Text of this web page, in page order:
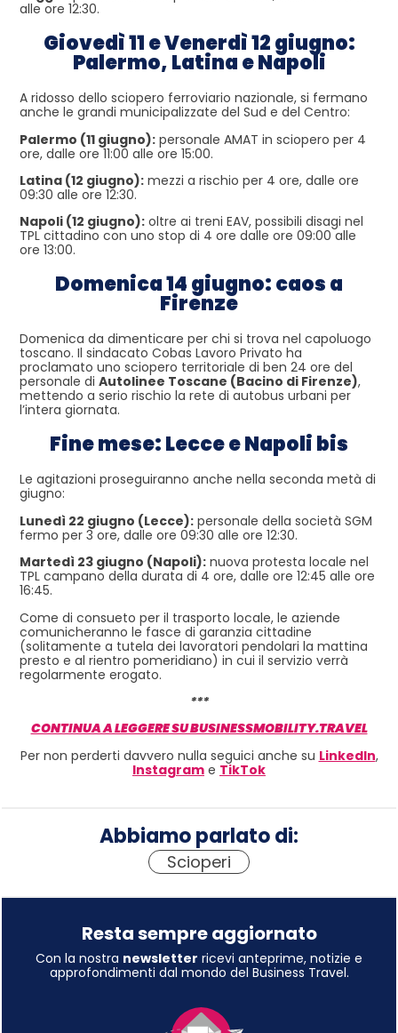
alle ore 12:30.
Giovedì 11 e Venerdì 12 giugno:
Palermo, Latina e Napoli
A ridosso dello sciopero ferroviario nazionale, si fermano
anche le grandi municipalizzate del Sud e del Centro:
Palermo (11 giugno): personale AMAT in sciopero per 4
ore, dalle ore 11:00 alle ore 15:00.
Latina (12 giugno): mezzi a rischio per 4 ore, dalle ore
09:30 alle ore 12:30.
Napoli (12 giugno): oltre ai treni EAV, possibili disagi nel
TPL cittadino con uno stop di 4 ore dalle ore 09:00 alle
ore 13:00.
Domenica 14 giugno: caos a
Firenze
Domenica da dimenticare per chi si trova nel capoluogo
toscano. Il sindacato Cobas Lavoro Privato ha
proclamato uno sciopero territoriale di ben 24 ore del
personale di Autolinee Toscane (Bacino di Firenze),
mettendo a serio rischio la rete di autobus urbani per
l’intera giornata.
Fine mese: Lecce e Napoli bis
Le agitazioni proseguiranno anche nella seconda metà di
giugno:
Lunedì 22 giugno (Lecce): personale della società SGM
fermo per 3 ore, dalle ore 09:30 alle ore 12:30.
Martedì 23 giugno (Napoli): nuova protesta locale nel
TPL campano della durata di 4 ore, dalle ore 12:45 alle ore
16:45.
Come di consueto per il trasporto locale, le aziende
comunicheranno le fasce di garanzia cittadine
(solitamente a tutela dei lavoratori pendolari la mattina
presto e al rientro pomeridiano) in cui il servizio verrà
regolarmente erogato.
***
CONTINUA A LEGGERE SU BUSINESSMOBILITY.TRAVEL
Per non perderti davvero nulla seguici anche su LinkedIn,
Instagram e TikTok
Abbiamo parlato di:
Scioperi
Resta sempre aggiornato
Con la nostra newsletter ricevi anteprime, notizie e
approfondimenti dal mondo del Business Travel.